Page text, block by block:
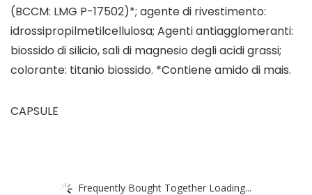
(BCCM: LMG P-17502)*; agente di rivestimento:
idrossipropilmetilcellulosa; Agenti antiagglomeranti:
biossido di silicio, sali di magnesio degli acidi grassi;
colorante: titanio biossido. *Contiene amido di mais.
CAPSULE
Frequently Bought Together Loading...